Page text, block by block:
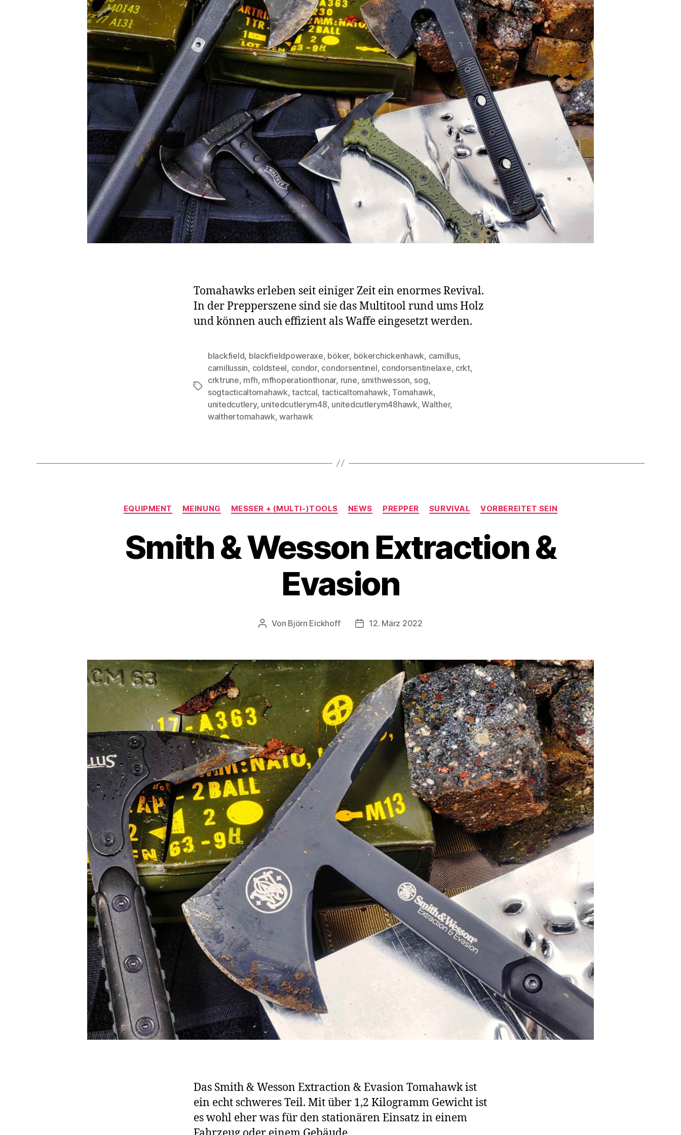
Tomahawks erleben seit einiger Zeit ein enormes Revival.
In der Prepperszene sind sie das Multitool rund ums Holz
und können auch effizient als Waffe eingesetzt werden.
Schlagwörter
blackfield, blackfieldpoweraxe, böker, bökerchickenhawk, camillus,
camillussin, coldsteel, condor, condorsentinel, condorsentinelaxe, crkt,
crktrune, mfh, mfhoperationthonar, rune, smithwesson, sog,
sogtacticaltomahawk,tactcal, tacticaltomahawk, Tomahawk,
unitedcutlery, unitedcutlerym48, unitedcutlerym48hawk,Walther,
walthertomahawk,warhawk
Kategorien
EQUIPMENT MEINUNG MESSER + (MULTI-)TOOLS NEWS PREPPER SURVIVAL VORBEREITET SEIN
Smith & Wesson Extraction &
Evasion
Beitragsautor
Von Björn Eickhoff Veröffentlichungsdatum
12. März 2022
Das Smith & Wesson Extraction & Evasion Tomahawk ist
ein echt schweres Teil. Mit über 1,2 Kilogramm Gewicht ist
es wohl eher was für den stationären Einsatz in einem